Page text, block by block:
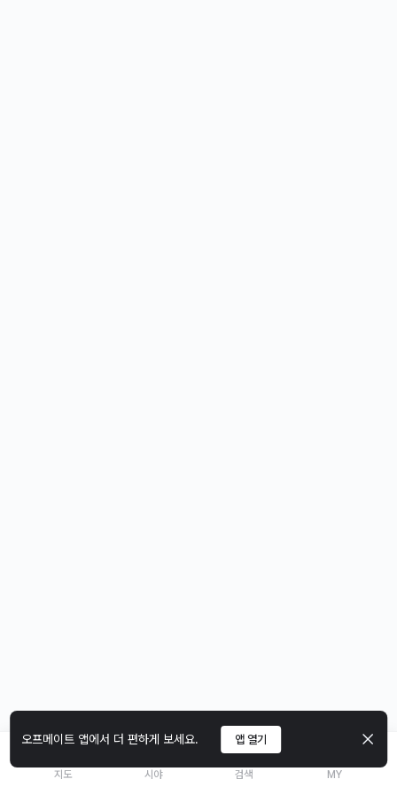
오프메이트 앱에서 더 편하게 보세요. 앱 열기
지도 시야 검색 MY